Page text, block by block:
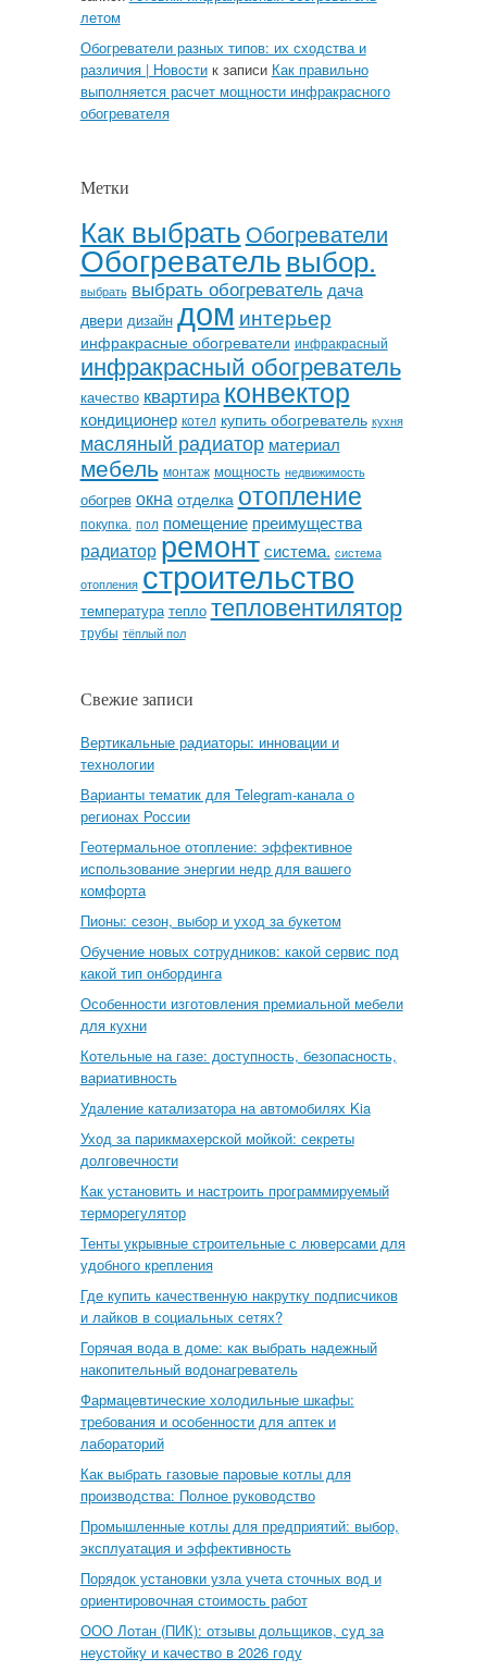
летом
Обогреватели разных типов: их сходства и
различия | Новостик записи Как правильно
выполняется расчет мощности инфракрасного
обогревателя
Метки
Как выбрать Обогреватели
Обогревательвыбор.
выбрать выбрать обогреватель дача
двери дизайн дом интерьер
инфракрасные обогреватели инфракрасный
инфракрасный обогреватель
качество квартираконвектор
кондиционер котел купить обогреватель кухня
масляный радиатор материал
мебель монтаж мощность недвижимость
обогрев окна отделка отопление
покупка. пол помещение преимущества
радиатор ремонт система. система
отопления строительство
температура тепло тепловентилятор
трубы тёплый пол
Свежие записи
Вертикальные радиаторы: инновации и
технологии
Варианты тематик для Telegram-канала о
регионах России
Геотермальное отопление: эффективное
использование энергии недр для вашего
комфорта
Пионы: сезон, выбор и уход за букетом
Обучение новых сотрудников: какой сервис под
какой тип онбординга
Особенности изготовления премиальной мебели
для кухни
Котельные на газе: доступность, безопасность,
вариативность
Удаление катализатора на автомобилях Kia
Уход за парикмахерской мойкой: секреты
долговечности
Как установить и настроить программируемый
терморегулятор
Тенты укрывные строительные с люверсами для
удобного крепления
Где купить качественную накрутку подписчиков
и лайков в социальных сетях?
Горячая вода в доме: как выбрать надежный
накопительный водонагреватель
Фармацевтические холодильные шкафы:
требования и особенности для аптек и
лабораторий
Как выбрать газовые паровые котлы для
производства: Полное руководство
Промышленные котлы для предприятий: выбор,
эксплуатация и эффективность
Порядок установки узла учета сточных вод и
ориентировочная стоимость работ
ООО Лотан (ПИК): отзывы дольщиков, суд за
неустойку и качество в 2026 году